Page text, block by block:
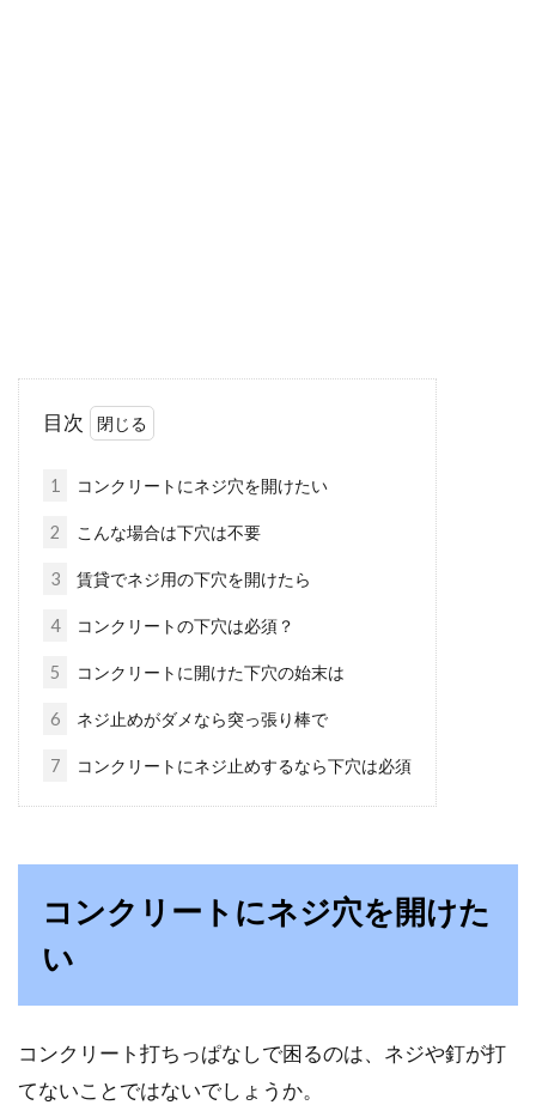
海外映画などで良く見かけるベッドルームは、
オシャレなイメージがありますよね。ベッドシ
電球は100Vより110Vの方が経済
的？白熱電球の存在意義
電球は100Vより110Vの方が経済的だといわれ
ていますが、本当にそうなのでしょうか。...
納得！家の階段の寸法は安全を考え
いつも何気なく上り下りしている家の階段は、
コンセントがお布団の上に位置する
目次
1 コンクリートにネジ穴を開けたい
2 こんな場合は下穴は不要
3 賃貸でネジ用の下穴を開けたら
4 コンクリートの下穴は必須？
5 コンクリートに開けた下穴の始末は
6 ネジ止めがダメなら突っ張り棒で
7 コンクリートにネジ止めするなら下穴は必須
コンクリートにネジ穴を開けた
い
コンクリート打ちっぱなしで困るのは、ネジや釘が打
てないことではないでしょうか。